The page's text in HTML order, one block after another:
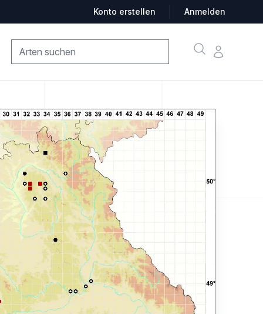
Konto erstellen Anmelden
SucheKonto